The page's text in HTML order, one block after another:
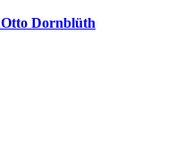
Otto Dornblüth